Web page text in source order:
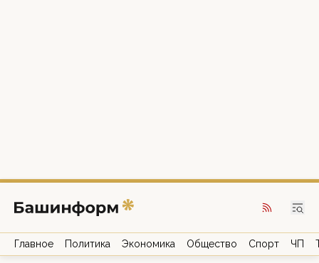
Главное Политика Экономика Общество Спорт ЧП